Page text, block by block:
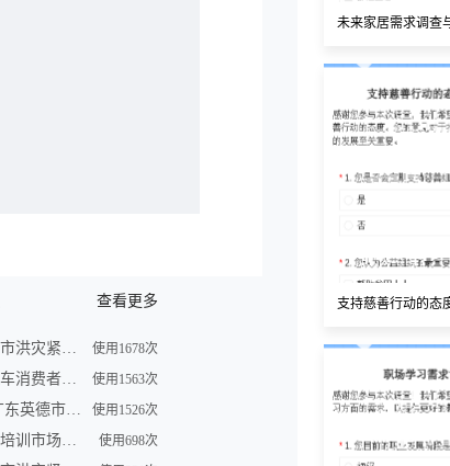
查看更多
广西柳州市洪灾紧急求助信息登记表 使用1678次
新能源汽车消费者购买车意向调查问卷 使用1563次
2022年 广东英德市洪灾紧急求助信息登记表 使用1526次
英语教育培训市场调查问卷表模板 使用698次
未来家居需求调查
支持慈善行动的态